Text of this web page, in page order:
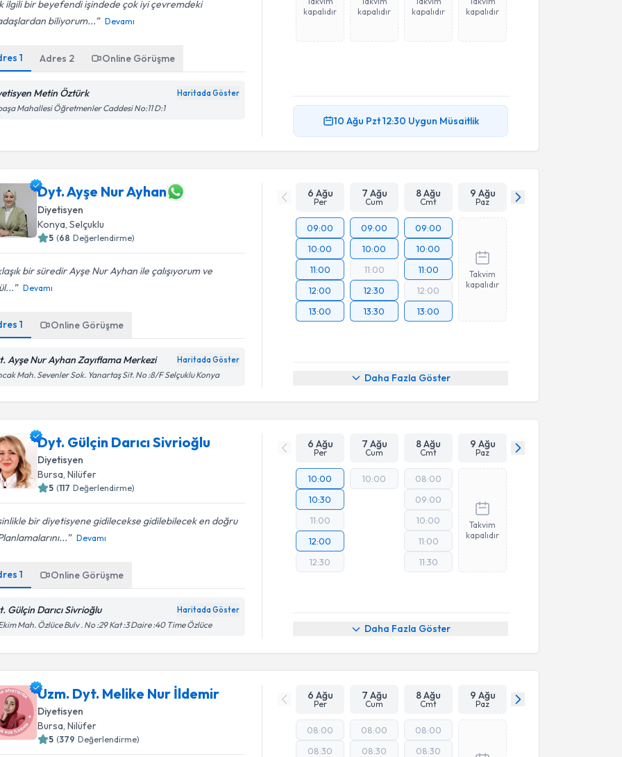
ilgili bir beyefendi işindede çok iyi çevremdeki
biliyorum...
Devamı
1 Adres 2 Online Görüşme
Metin Öztürk Haritada Göster
Mahallesi Öğretmenler Caddesi No:11 D:1
kapalıdır
kapalıdır
kapalıdır
kapalıdır
10 Ağu Pzt12:30 Uygun Müsaitlik
Dyt. Ayşe Nur Ayhan
Diyetisyen
Konya , Selçuklu
5 (68 Değerlendirme)
bir süredir Ayşe Nur Ayhan ile çalışıyorum ve
Devamı
1 Online Görüşme
Ayşe Nur Ayhan Zayıflama Merkezi Haritada Göster
Mah. Sevenler Sok. Yanartaş Sit. No :8/F Selçuklu Konya
6 Ağu
Per
7 Ağu
Cum
8 Ağu
Cmt
9 Ağu
Paz
09:00
10:00
11:00
12:00
13:00
09:00
10:00
11:00
12:30
13:30
09:00
10:00
11:00
12:00
13:00
Takvim
kapalıdır
Daha Fazla Göster
Dyt. Gülçin Darıcı Sivrioğlu
Diyetisyen
Bursa, Nilüfer
5 (117 Değerlendirme)
bir diyetisyene gidilecekse gidilebilecek en doğru
Devamı
1 Online Görüşme
Gülçin Darıcı Sivrioğlu Haritada Göster
Mah. Özlüce Bulv . No :29 Kat :3 Daire :40 Time Özlüce
6 Ağu
Per
7 Ağu
Cum
8 Ağu
Cmt
9 Ağu
Paz
10:00
10:30
11:00
12:00
12:30
10:00
08:00
09:00
10:00
11:00
11:30
Takvim
kapalıdır
Daha Fazla Göster
Uzm. Dyt. Melike Nur İldemir
Diyetisyen
Bursa , Nilüfer
5 (379 Değerlendirme)
6 Ağu
Per
7 Ağu
Cum
8 Ağu
Cmt
9 Ağu
Paz
08:00
08:30
08:00
08:30
08:00
08:30